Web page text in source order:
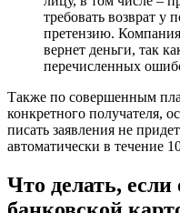
требовать возврат у
претензию.
вернет деньги, так
перечисленных
Также по совершенным
конкретного получателя,
писать заявления не
автоматически в течение
Что делать,